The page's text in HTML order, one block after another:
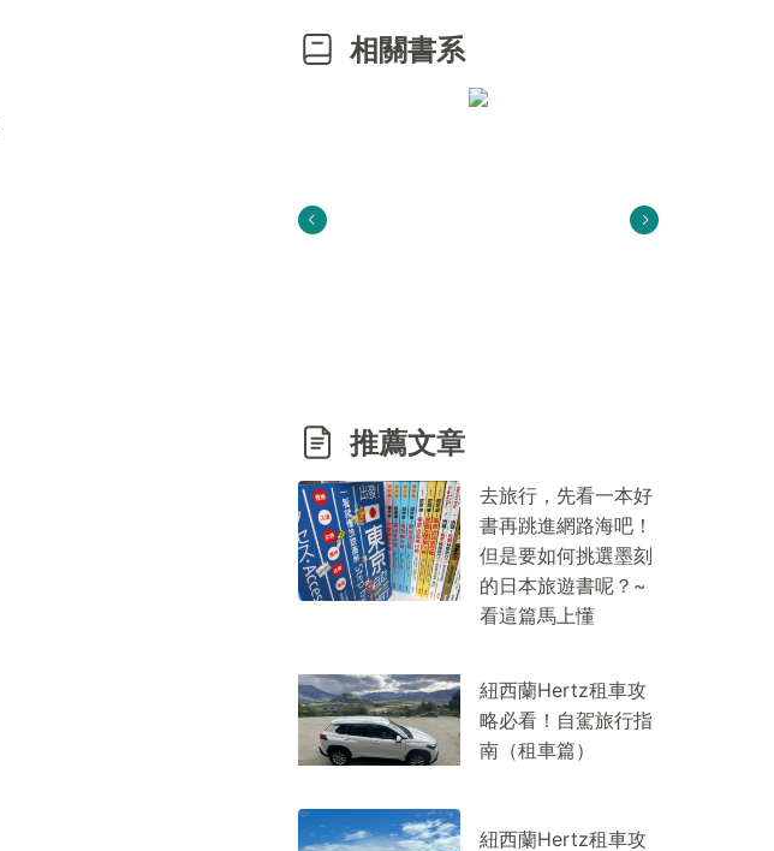
相關書系
推薦文章
去旅行，先看一本好
書再跳進網路海吧！
但是要如何挑選墨刻
的日本旅遊書呢？~
看這篇馬上懂
紐西蘭Hertz租車攻
略必看！自駕旅行指
南（租車篇）
紐西蘭Hertz租車攻